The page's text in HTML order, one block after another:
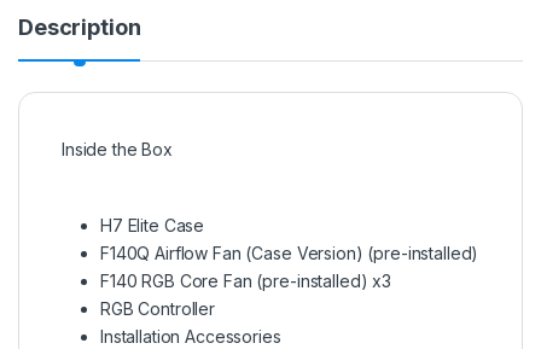
Description
Inside the Box
H7 Elite Case
F140Q Airflow Fan (Case Version) (pre-installed)
F140 RGB Core Fan (pre-installed) x3
RGB Controller
Installation Accessories